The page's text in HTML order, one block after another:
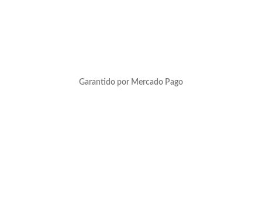
Garantido por Mercado Pago